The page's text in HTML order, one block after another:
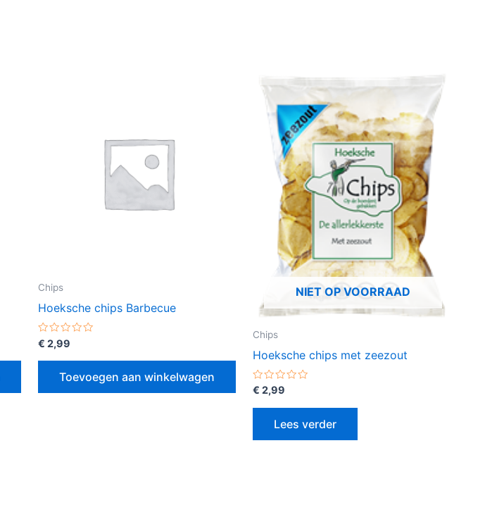
Chips
Hoeksche chips Barbecue
Gewaardeerd
0
uit
€ 2,99
Toevoegen aan winkelwagen
NIET OP VOORRAAD
Chips
Hoeksche chips met zeezout
Gewaardeerd
uit
€ 2,99
Lees verder